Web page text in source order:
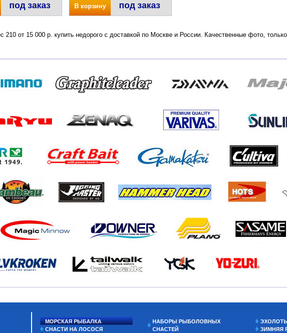
под заказ В корзину под заказ
210 от 15 000 р. купить недорого с доставкой по Москве и России. Качественные фото,
МОРСКАЯ РЫБАЛКА
СНАСТИ НА ЛОСОСЯ
НАБОРЫ РЫБОЛОВНЫХ
СНАСТЕЙ
ЗИМНЯЯ